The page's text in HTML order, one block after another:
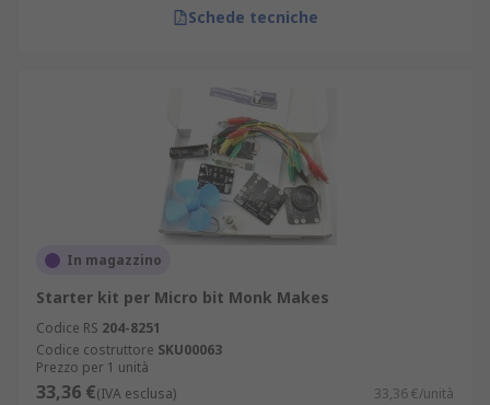
Schede tecniche
In magazzino
Starter kit per Micro bit Monk Makes
Codice RS 204-8251
Codice costruttore SKU00063
Prezzo per 1 unità
33,36 €(IVA esclusa) 33,36 €/unità